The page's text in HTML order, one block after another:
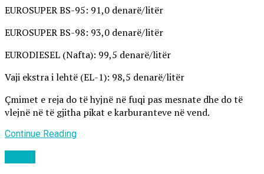
EUROSUPER BS-95: 91,0 denarë/litër
EUROSUPER BS-98: 93,0 denarë/litër
EURODIESEL (Nafta): 99,5 denarë/litër
Vaji ekstra i lehtë (EL-1): 98,5 denarë/litër
Çmimet e reja do të hyjnë në fuqi pas mesnate dhe do të
vlejnë në të gjitha pikat e karburanteve në vend.
Continue Reading